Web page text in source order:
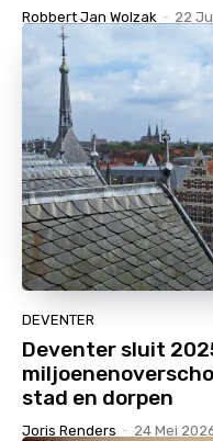
Robbert Jan Wolzak - 22
DEVENTER
Deventer sluit
stad en dorpen
Joris Renders - 24 Mei